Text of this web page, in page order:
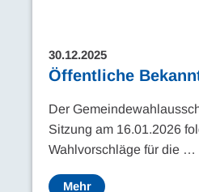
30.12.2025
Öffentliche
Der
Sitzung am 16.01.2026
Wahlvorschläge für die …
Mehr